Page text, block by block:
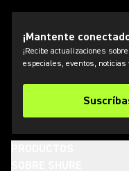
¡Mantente
¡Recibe actualizaciones
especiales, eventos, noticias